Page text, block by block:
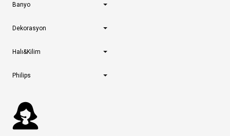
Banyo
Dekorasyon
Halı&Kilim
Philips